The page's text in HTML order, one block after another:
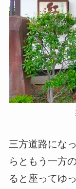
三方道路にな
らともう一方
ると座ってゆ